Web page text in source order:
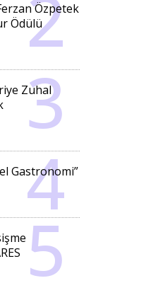
Özpetek
Ödülü
Zuhal
Gastronomi”